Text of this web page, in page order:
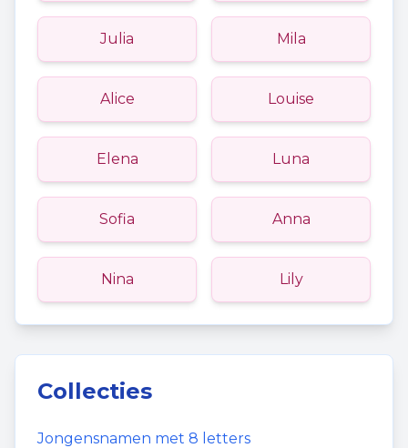
Julia Mila
Alice Louise
Elena Luna
Sofia Anna
Nina Lily
Collecties
Jongensnamen met 8 letters